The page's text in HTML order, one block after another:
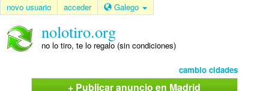
novo usuario acceder Galego
nolotiro.org
no lo tiro, te lo regalo (sin condiciones)
cambio cidades
+ Publicar anuncio en Madrid